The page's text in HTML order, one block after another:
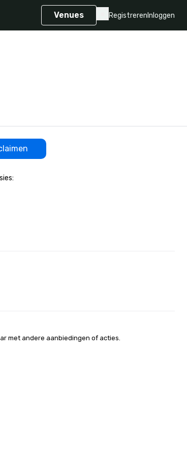
Venues Registreren Inloggen
met andere aanbiedingen of acties.